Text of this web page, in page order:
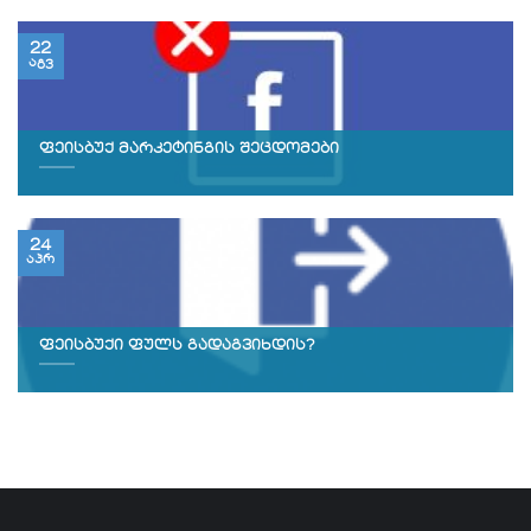
ფეისბუქ მარკეტინგის შეცდომები
22
აგვ
ფეისბუქი ფულს გადაგვიხდის?
24
აპრ